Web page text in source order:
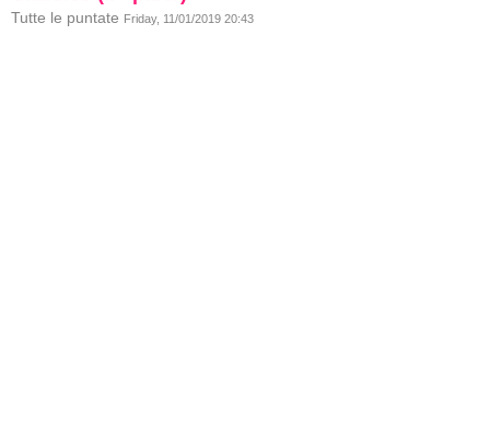
Tutte le puntate Friday, 11/01/2019 20:43